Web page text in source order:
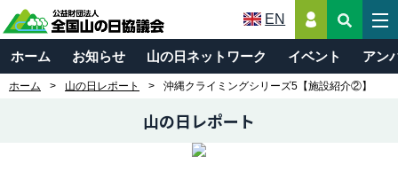
EN
ホーム お知らせ 山の日ネットワーク イベント アン
ホーム 山の日レポート 沖縄クライミングシリーズ5【施設紹介②】
山の日レポート